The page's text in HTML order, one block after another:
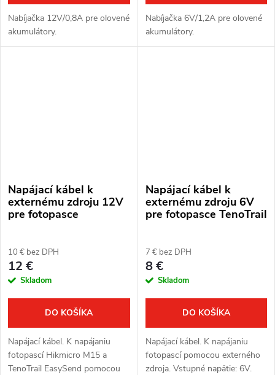
Nabíjačka 12V/0,8A pre olovené
akumulátory.
Nabíjačka 6V/1,2A pre olovené
akumulátory.
Napájací kábel k
externému zdroju 12V
pre fotopasce
10 € bez DPH
12 €
Skladom
DO KOŠÍKA
Napájací kábel. K napájaniu
fotopascí Hikmicro M15 a
TenoTrail EasySend pomocou
Napájací kábel k
externému zdroju 6V
pre fotopasce TenoTrail
7 € bez DPH
8 €
Skladom
DO KOŠÍKA
Napájací kábel. K napájaniu
fotopascí pomocou externého
zdroja. Vstupné napätie: 6V.